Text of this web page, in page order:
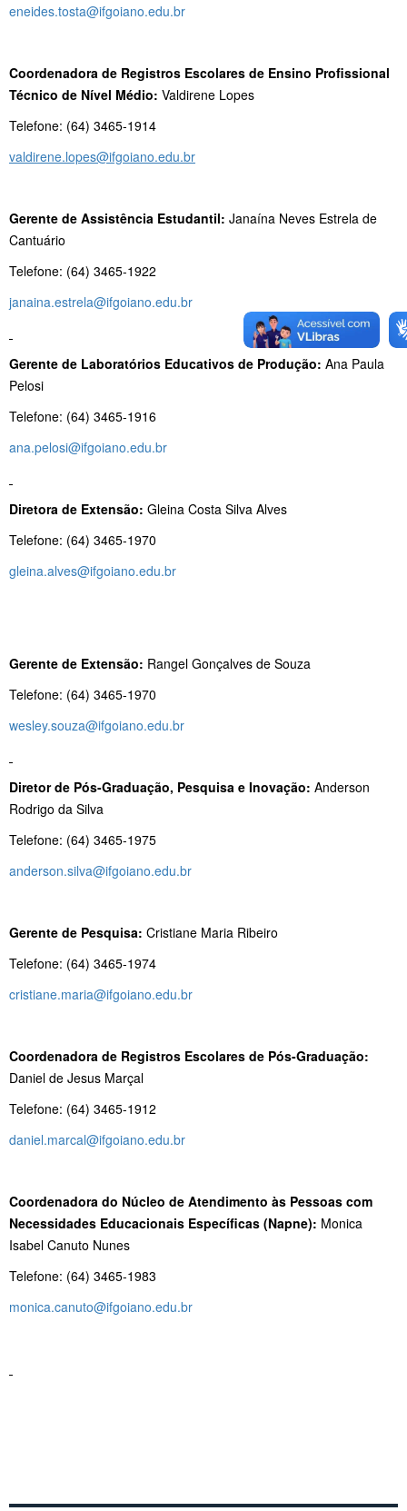
eneides.tosta@ifgoiano.edu.br
Coordenadora de Registros Escolares de Ensino Profissional
Técnico de Nível Médio: Valdirene Lopes
Telefone: (64) 3465-1914
valdirene.lopes@ifgoiano.edu.br
Gerente de Assistência Estudantil: Janaína Neves Estrela de
Cantuário
Telefone: (64) 3465-1922
janaina.estrela@ifgoiano.edu.br
Gerente de Laboratórios Educativos de Produção: Ana Paula
Pelosi
Telefone: (64) 3465-1916
ana.pelosi@ifgoiano.edu.br
Diretora de Extensão: Gleina Costa Silva Alves
Telefone: (64) 3465-1970
gleina.alves@ifgoiano.edu.br
Gerente de Extensão: Rangel Gonçalves de Souza
Telefone: (64) 3465-1970
wesley.souza@ifgoiano.edu.br
Diretor de Pós-Graduação, Pesquisa e Inovação: Anderson
Rodrigo da Silva
Telefone: (64) 3465-1975
anderson.silva@ifgoiano.edu.br
Gerente de Pesquisa: Cristiane Maria Ribeiro
Telefone: (64) 3465-1974
cristiane.maria@ifgoiano.edu.br
Coordenadora de Registros Escolares de Pós-Graduação:
Daniel de Jesus Marçal
Telefone: (64) 3465-1912
daniel.marcal@ifgoiano.edu.br
Coordenadora do Núcleo de Atendimento às Pessoas com
Necessidades Educacionais Específicas (Napne): Monica
Isabel Canuto Nunes
Telefone: (64) 3465-1983
monica.canuto@ifgoiano.edu.br